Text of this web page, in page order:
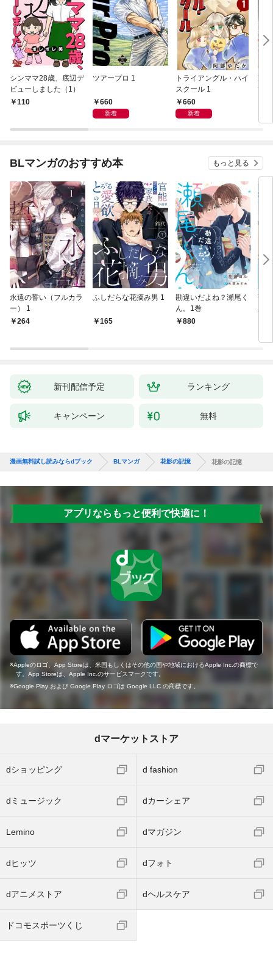
シンママ28歳、底辺デ
ビューしました（1）
110
ツアープロ 1
660
新着
トライアングル・ハイ
スクール 1
660
新着
冷
て
BLマンガのおすすめ本 もっと見る
永遠の誓い（フルカラ
ー） 1
264
ふしだらな花摘み男 1
165
勘違いだよね？瀬尾く
ん。1巻
880
薄
版
新刊配信予定 ランキング
キャンペーン 無料
漫画無料試し読みならdブック BLマンガ 花影の記憶 花影の記憶
アプリならもっと便利で快適に！
Appleのロゴ、App Storeは、米国もしくはその他の国や地域におけるApple Inc.の商標で
す。App Storeは、Apple Inc.のサービスマークです。
Google Play および Google Play ロゴは Google LLC の商標です。
dマーケットストア
dショッピング d fashion
dミュージック dカーシェア
Lemino dマガジン
dヒッツ dフォト
dアニメストア dヘルスケア
ドコモスポーツくじ